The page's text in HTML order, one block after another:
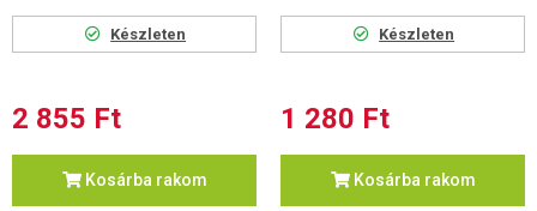
Készleten
2 855 Ft
Kosárba rakom
Készleten
1 280 Ft
Kosárba rakom